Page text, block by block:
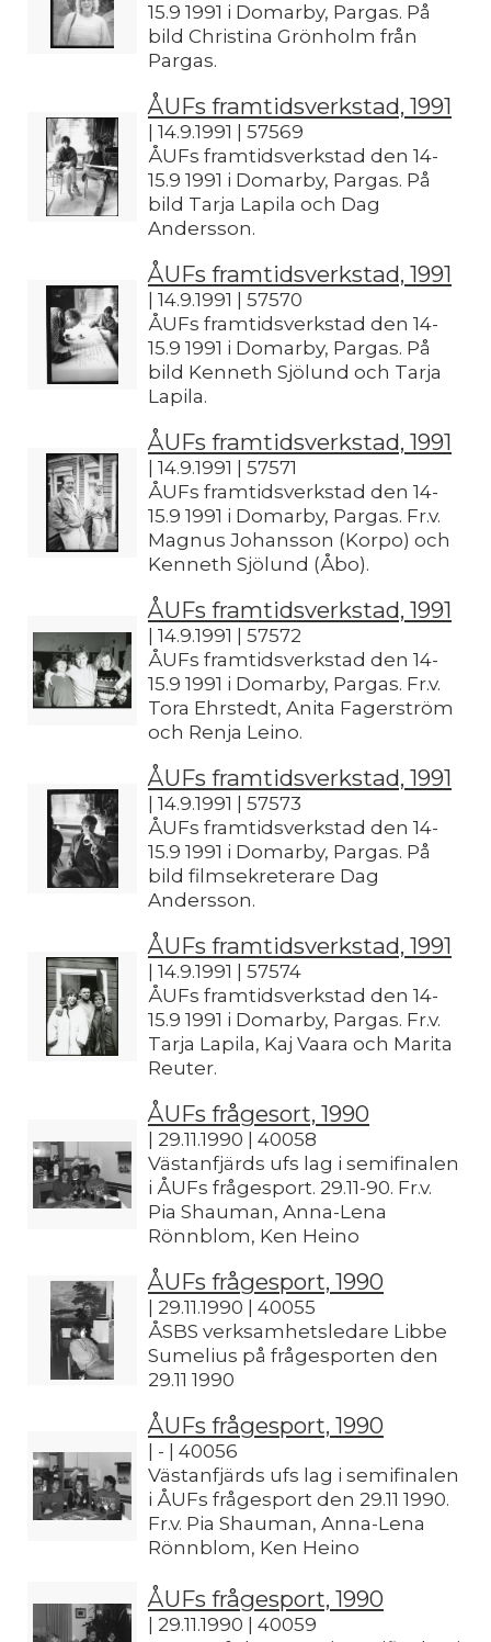
15.9 1991 i Domarby, Pargas. På
bild Christina Grönholm från
Pargas.
ÅUFs framtidsverkstad, 1991
| 14.9.1991 | 57569
ÅUFs framtidsverkstad den 14-
15.9 1991 i Domarby, Pargas. På
bild Tarja Lapila och Dag
Andersson.
ÅUFs framtidsverkstad, 1991
| 14.9.1991 | 57570
ÅUFs framtidsverkstad den 14-
15.9 1991 i Domarby, Pargas. På
bild Kenneth Sjölund och Tarja
Lapila.
ÅUFs framtidsverkstad, 1991
| 14.9.1991 | 57571
ÅUFs framtidsverkstad den 14-
15.9 1991 i Domarby, Pargas. Fr.v.
Magnus Johansson (Korpo) och
Kenneth Sjölund (Åbo).
ÅUFs framtidsverkstad, 1991
| 14.9.1991 | 57572
ÅUFs framtidsverkstad den 14-
15.9 1991 i Domarby, Pargas. Fr.v.
Tora Ehrstedt, Anita Fagerström
och Renja Leino.
ÅUFs framtidsverkstad, 1991
| 14.9.1991 | 57573
ÅUFs framtidsverkstad den 14-
15.9 1991 i Domarby, Pargas. På
bild filmsekreterare Dag
Andersson.
ÅUFs framtidsverkstad, 1991
| 14.9.1991 | 57574
ÅUFs framtidsverkstad den 14-
15.9 1991 i Domarby, Pargas. Fr.v.
Tarja Lapila, Kaj Vaara och Marita
Reuter.
ÅUFs frågesort, 1990
| 29.11.1990 | 40058
Västanfjärds ufs lag i semifinalen
i ÅUFs frågesport. 29.11-90. Fr.v.
Pia Shauman, Anna-Lena
Rönnblom, Ken Heino
ÅUFs frågesport, 1990
| 29.11.1990 | 40055
ÅSBS verksamhetsledare Libbe
Sumelius på frågesporten den
29.11 1990
ÅUFs frågesport, 1990
| - | 40056
Västanfjärds ufs lag i semifinalen
i ÅUFs frågesport den 29.11 1990.
Fr.v. Pia Shauman, Anna-Lena
Rönnblom, Ken Heino
ÅUFs frågesport, 1990
| 29.11.1990 | 40059